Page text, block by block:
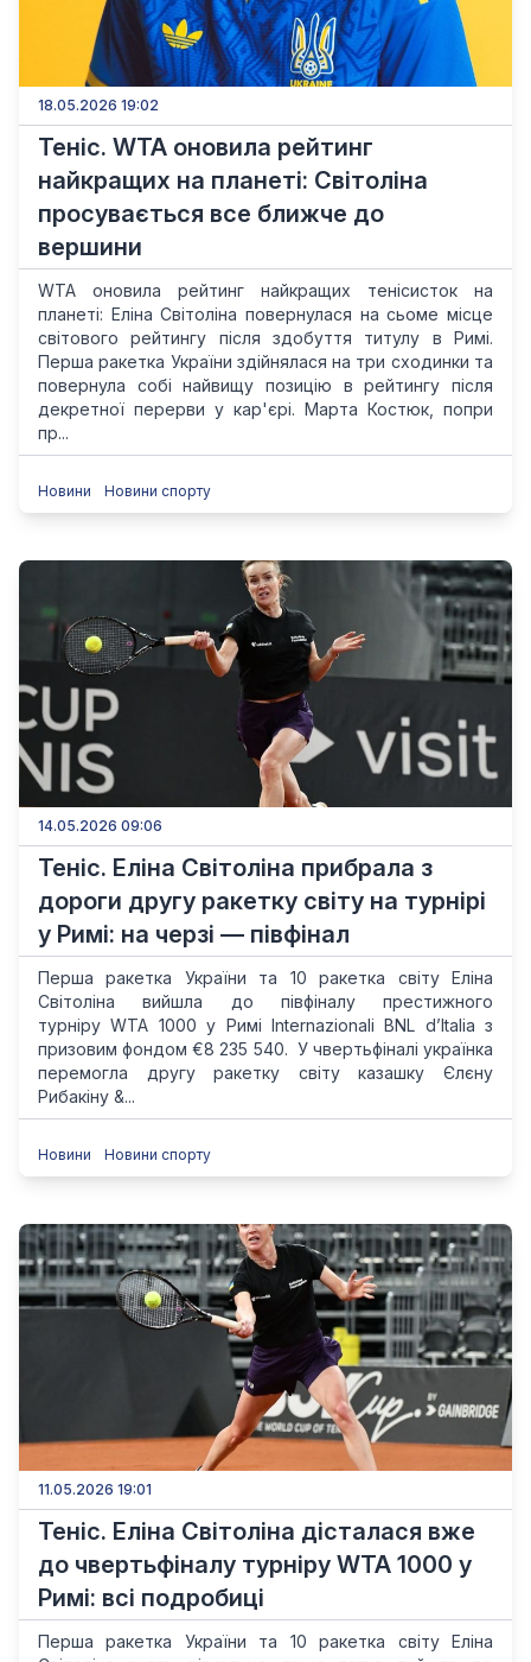
18.05.2026 19:02
Теніс. WTA оновила рейтинг
найкращих на планеті: Світоліна
просувається все ближче до
вершини
WTA оновила рейтинг найкращих тенісисток на
планеті: Еліна Світоліна повернулася на сьоме місце
світового рейтингу після здобуття титулу в Римі.
Перша ракетка України здійнялася на три сходинки та
повернула собі найвищу позицію в рейтингу після
декретної перерви у кар'єрі. Марта Костюк, попри
пр...
Новини Новини спорту
14.05.2026 09:06
Теніс. Еліна Світоліна прибрала з
дороги другу ракетку світу на турнірі
у Римі: на черзі — півфінал
Перша ракетка України та 10 ракетка світу Еліна
Світоліна вийшла до півфіналу престижного
турніру WTA 1000 у Римі Internazionali BNL d’Italia з
призовим фондом €8 235 540. У чвертьфіналі українка
перемогла другу ракетку світу казашку Єлєну
Рибакіну &...
Новини Новини спорту
11.05.2026 19:01
Теніс. Еліна Світоліна дісталася вже
до чвертьфіналу турніру WTA 1000 у
Римі: всі подробиці
Перша ракетка України та 10 ракетка світу Еліна